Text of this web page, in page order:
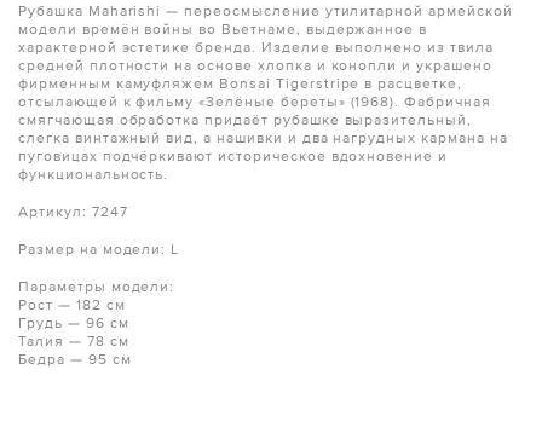
Рубашка Maharishi — переосмысление утилитарной армейской
модели времён войны во Вьетнаме, выдержанное в
характерной эстетике бренда. Изделие выполнено из твила
средней плотности на основе хлопка и конопли и украшено
фирменным камуфляжем Bonsai Tigerstripe в расцветке,
отсылающей к фильму «Зелёные береты» (1968). Фабричная
смягчающая обработка придаёт рубашке выразительный,
слегка винтажный вид, а нашивки и два нагрудных кармана на
пуговицах подчёркивают историческое вдохновение и
функциональность.
Артикул: 7247
Размер на модели: L
Параметры модели:
Рост — 182 см
Грудь — 96 см
Талия — 78 см
Бедра — 95 см